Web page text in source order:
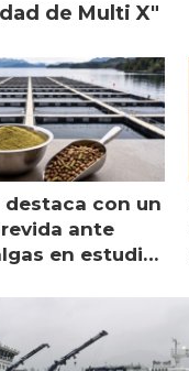
de Multi X"
destaca con un
ante
en estudio